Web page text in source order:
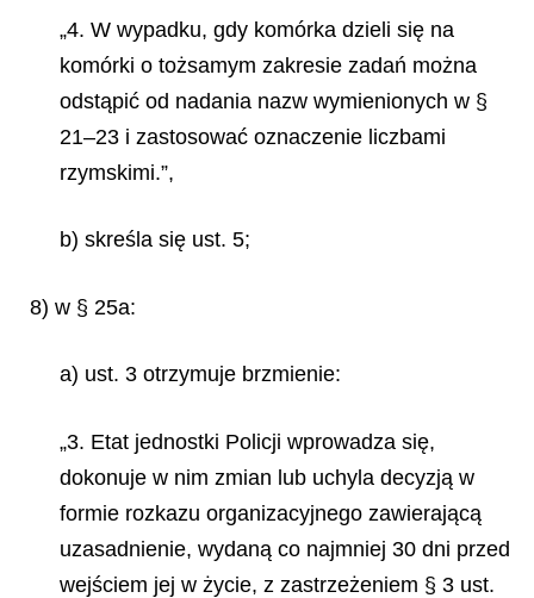
„4. W wypadku, gdy komórka dzieli się na
komórki o tożsamym zakresie zadań można
odstąpić od nadania nazw wymienionych w §
21–23 i zastosować oznaczenie liczbami
rzymskimi.”,
b) skreśla się ust. 5;
8) w § 25a:
a) ust. 3 otrzymuje brzmienie:
„3. Etat jednostki Policji wprowadza się,
dokonuje w nim zmian lub uchyla decyzją w
formie rozkazu organizacyjnego zawierającą
uzasadnienie, wydaną co najmniej 30 dni przed
wejściem jej w życie, z zastrzeżeniem § 3 ust.